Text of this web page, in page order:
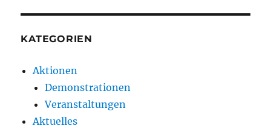
KATEGORIEN
Aktionen
Demonstrationen
Veranstaltungen
Aktuelles